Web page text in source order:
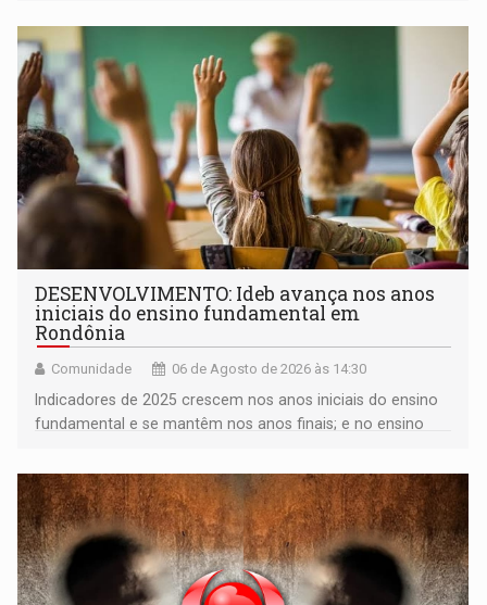
DESENVOLVIMENTO: Ideb avança nos anos
iniciais do ensino fundamental em
Rondônia
Comunidade 06 de Agosto de 2026 às 14:30
Indicadores de 2025 crescem nos anos iniciais do ensino
fundamental e se mantêm nos anos finais; e no ensino